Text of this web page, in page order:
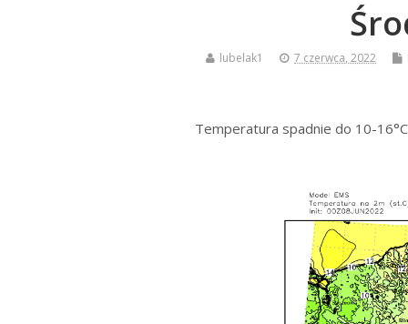
lubelak1 7 czerwca, 2022
Temperatura spadnie do 10-